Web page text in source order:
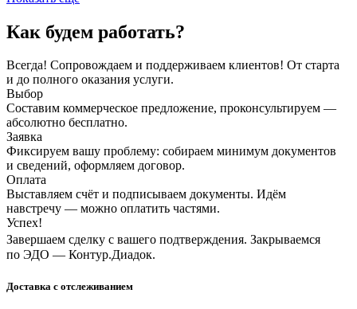
Как будем работать?
Всегда! Сопровождаем и поддерживаем клиентов! От старта
и до полного оказания услуги.
Выбор
Составим коммерческое предложение, проконсультируем —
абсолютно бесплатно.
Заявка
Фиксируем вашу проблему: собираем минимум документов
и сведений, оформляем договор.
Оплата
Выставляем счёт и подписываем документы. Идём
навстречу — можно оплатить частями.
Успех!
Завершаем сделку с вашего подтверждения. Закрываемся
по ЭДО — Контур.Диадок.
Доставка с отслеживанием